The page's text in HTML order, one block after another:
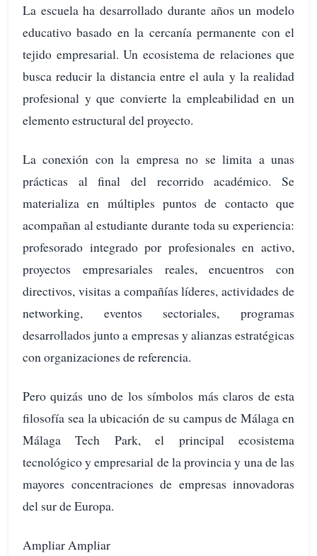
La escuela ha desarrollado durante años un modelo
educativo basado en la cercanía permanente con el
tejido empresarial. Un ecosistema de relaciones que
busca reducir la distancia entre el aula y la realidad
profesional y que convierte la empleabilidad en un
elemento estructural del proyecto.
La conexión con la empresa no se limita a unas
prácticas al final del recorrido académico. Se
materializa en múltiples puntos de contacto que
acompañan al estudiante durante toda su experiencia:
profesorado integrado por profesionales en activo,
proyectos empresariales reales, encuentros con
directivos, visitas a compañías líderes, actividades de
networking, eventos sectoriales, programas
desarrollados junto a empresas y alianzas estratégicas
con organizaciones de referencia.
Pero quizás uno de los símbolos más claros de esta
filosofía sea la ubicación de su campus de Málaga en
Málaga Tech Park, el principal ecosistema
tecnológico y empresarial de la provincia y una de las
mayores concentraciones de empresas innovadoras
del sur de Europa.
Ampliar Ampliar